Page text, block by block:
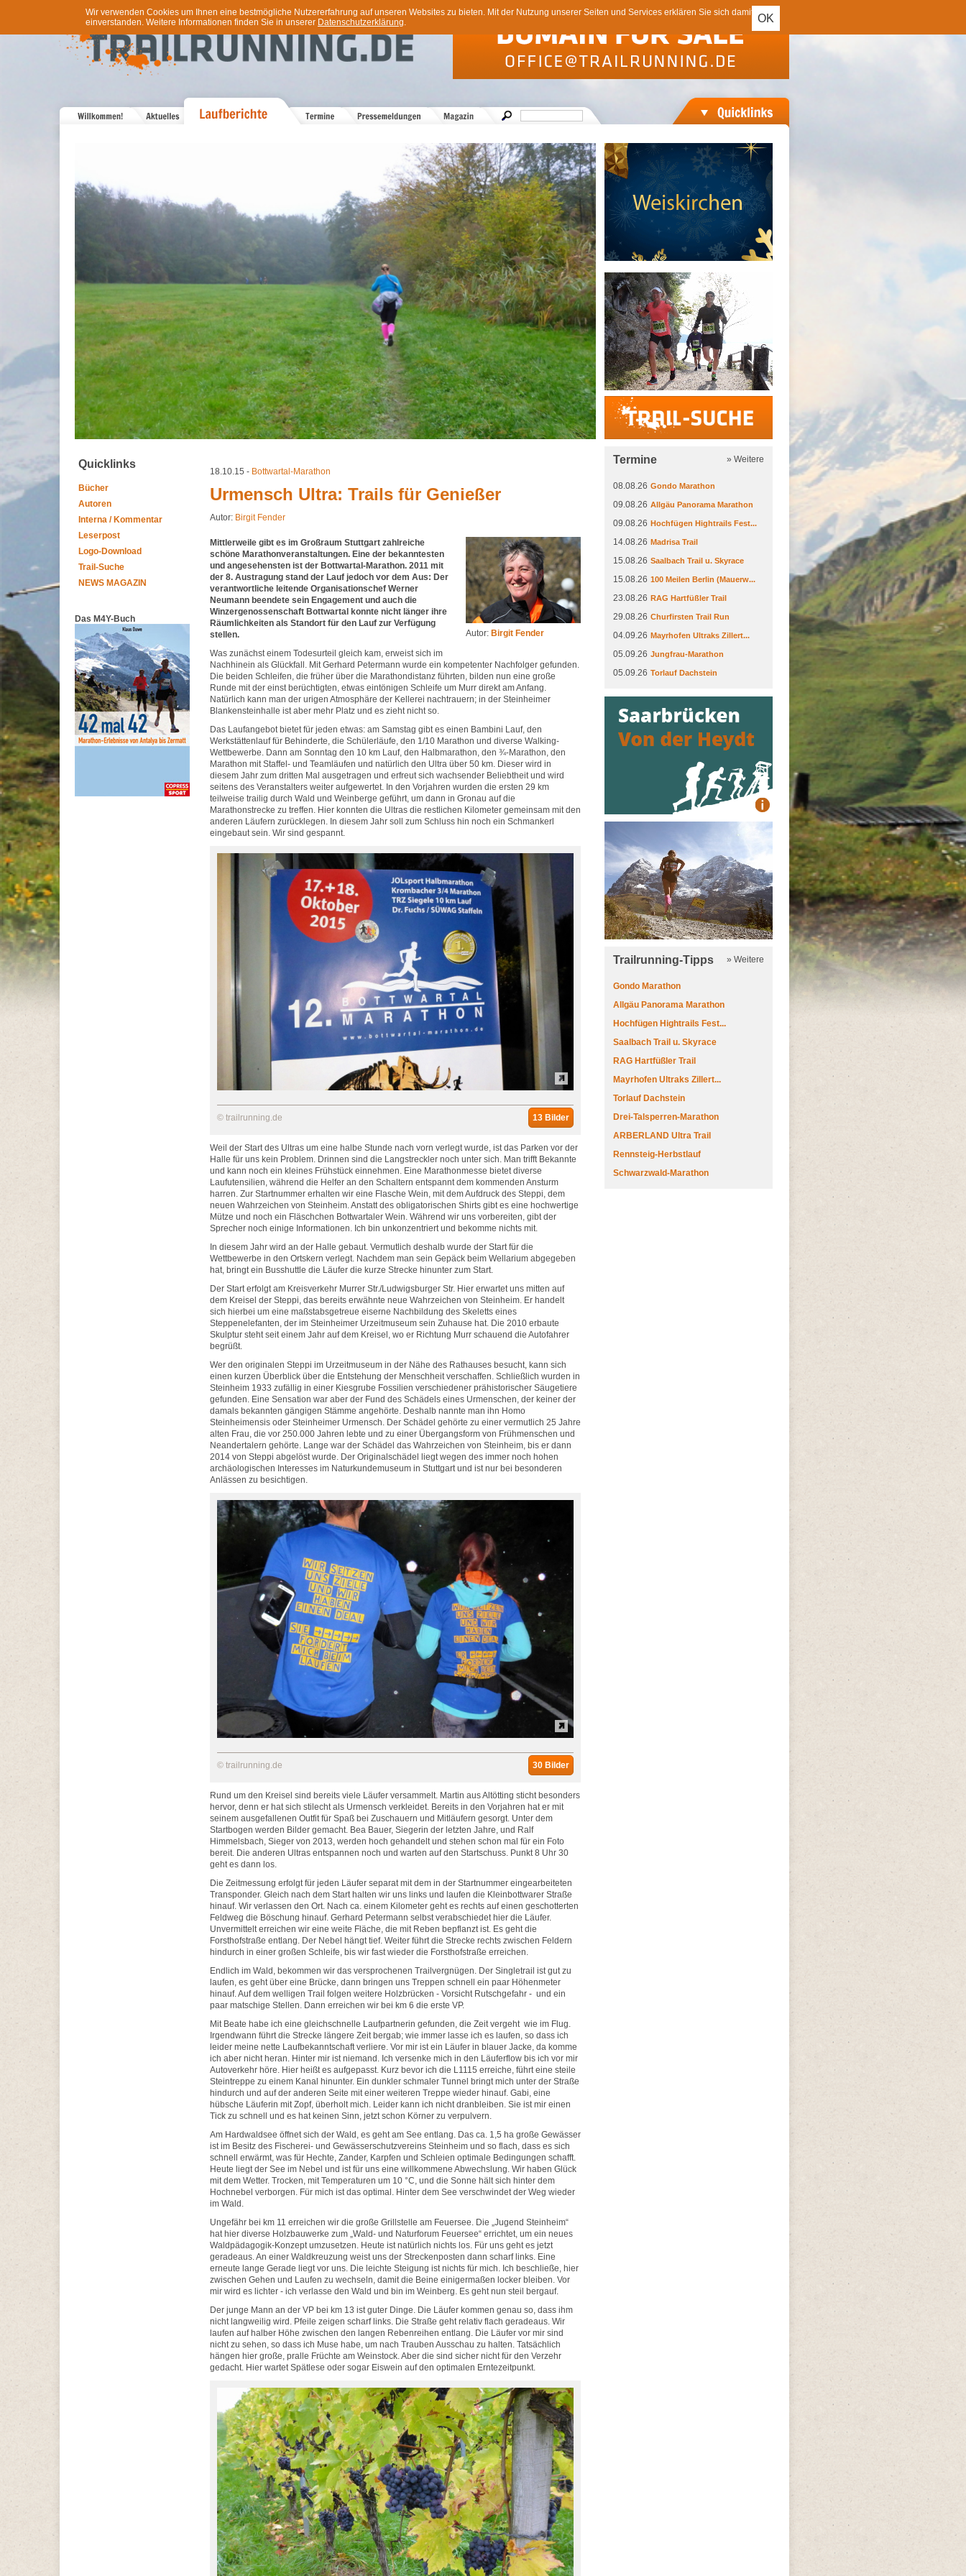
OK
Wir verwenden Cookies um Ihnen eine bestmögliche Nutzererfahrung auf unseren Websites zu bieten. Mit der Nutzung unserer Seiten und Services erklären Sie sich damit
einverstanden. Weitere Informationen finden Sie in unserer Datenschutzerklärung.
Quicklinks
Bücher
Autoren
Interna / Kommentar
Leserpost
Logo-Download
Trail-Suche
NEWS MAGAZIN
Das M4Y-Buch
18.10.15 - Bottwartal-Marathon
Urmensch Ultra: Trails für Genießer
Autor: Birgit Fender
Autor: Birgit Fender
Mittlerweile gibt es im Großraum Stuttgart zahlreiche
schöne Marathonveranstaltungen. Eine der bekanntesten
und angesehensten ist der Bottwartal-Marathon. 2011 mit
der 8. Austragung stand der Lauf jedoch vor dem Aus: Der
verantwortliche leitende Organisationschef Werner
Neumann beendete sein Engagement und auch die
Winzergenossenschaft Bottwartal konnte nicht länger ihre
Räumlichkeiten als Standort für den Lauf zur Verfügung
stellen.
Was zunächst einem Todesurteil gleich kam, erweist sich im
Nachhinein als Glückfall. Mit Gerhard Petermann wurde ein kompetenter Nachfolger gefunden.
Die beiden Schleifen, die früher über die Marathondistanz führten, bilden nun eine große
Runde mit der einst berüchtigten, etwas eintönigen Schleife um Murr direkt am Anfang.
Natürlich kann man der urigen Atmosphäre der Kellerei nachtrauern; in der Steinheimer
Blankensteinhalle ist aber mehr Platz und es zieht nicht so.
Das Laufangebot bietet für jeden etwas: am Samstag gibt es einen Bambini Lauf, den
Werkstättenlauf für Behinderte, die Schülerläufe, den 1/10 Marathon und diverse Walking-
Wettbewerbe. Dann am Sonntag den 10 km Lauf, den Halbmarathon, den ¾-Marathon, den
Marathon mit Staffel- und Teamläufen und natürlich den Ultra über 50 km. Dieser wird in
diesem Jahr zum dritten Mal ausgetragen und erfreut sich wachsender Beliebtheit und wird
seitens des Veranstalters weiter aufgewertet. In den Vorjahren wurden die ersten 29 km
teilweise trailig durch Wald und Weinberge geführt, um dann in Gronau auf die
Marathonstrecke zu treffen. Hier konnten die Ultras die restlichen Kilometer gemeinsam mit den
anderen Läufern zurücklegen. In diesem Jahr soll zum Schluss hin noch ein Schmankerl
eingebaut sein. Wir sind gespannt.
© trailrunning.de 13 Bilder
Weil der Start des Ultras um eine halbe Stunde nach vorn verlegt wurde, ist das Parken vor der
Halle für uns kein Problem. Drinnen sind die Langstreckler noch unter sich. Man trifft Bekannte
und kann noch ein kleines Frühstück einnehmen. Eine Marathonmesse bietet diverse
Laufutensilien, während die Helfer an den Schaltern entspannt dem kommenden Ansturm
harren. Zur Startnummer erhalten wir eine Flasche Wein, mit dem Aufdruck des Steppi, dem
neuen Wahrzeichen von Steinheim. Anstatt des obligatorischen Shirts gibt es eine hochwertige
Mütze und noch ein Fläschchen Bottwartaler Wein. Während wir uns vorbereiten, gibt der
Sprecher noch einige Informationen. Ich bin unkonzentriert und bekomme nichts mit.
In diesem Jahr wird an der Halle gebaut. Vermutlich deshalb wurde der Start für die
Wettbewerbe in den Ortskern verlegt. Nachdem man sein Gepäck beim Wellarium abgegeben
hat, bringt ein Busshuttle die Läufer die kurze Strecke hinunter zum Start.
Der Start erfolgt am Kreisverkehr Murrer Str./Ludwigsburger Str. Hier erwartet uns mitten auf
dem Kreisel der Steppi, das bereits erwähnte neue Wahrzeichen von Steinheim. Er handelt
sich hierbei um eine maßstabsgetreue eiserne Nachbildung des Skeletts eines
Steppenelefanten, der im Steinheimer Urzeitmuseum sein Zuhause hat. Die 2010 erbaute
Skulptur steht seit einem Jahr auf dem Kreisel, wo er Richtung Murr schauend die Autofahrer
begrüßt.
Wer den originalen Steppi im Urzeitmuseum in der Nähe des Rathauses besucht, kann sich
einen kurzen Überblick über die Entstehung der Menschheit verschaffen. Schließlich wurden in
Steinheim 1933 zufällig in einer Kiesgrube Fossilien verschiedener prähistorischer Säugetiere
gefunden. Eine Sensation war aber der Fund des Schädels eines Urmenschen, der keiner der
damals bekannten gängigen Stämme angehörte. Deshalb nannte man ihn Homo
Steinheimensis oder Steinheimer Urmensch. Der Schädel gehörte zu einer vermutlich 25 Jahre
alten Frau, die vor 250.000 Jahren lebte und zu einer Übergangsform von Frühmenschen und
Neandertalern gehörte. Lange war der Schädel das Wahrzeichen von Steinheim, bis er dann
2014 von Steppi abgelöst wurde. Der Originalschädel liegt wegen des immer noch hohen
archäologischen Interesses im Naturkundemuseum in Stuttgart und ist nur bei besonderen
Anlässen zu besichtigen.
© trailrunning.de 30 Bilder
Rund um den Kreisel sind bereits viele Läufer versammelt. Martin aus Altötting sticht besonders
hervor, denn er hat sich stilecht als Urmensch verkleidet. Bereits in den Vorjahren hat er mit
seinem ausgefallenen Outfit für Spaß bei Zuschauern und Mitläufern gesorgt. Unter dem
Startbogen werden Bilder gemacht. Bea Bauer, Siegerin der letzten Jahre, und Ralf
Himmelsbach, Sieger von 2013, werden hoch gehandelt und stehen schon mal für ein Foto
bereit. Die anderen Ultras entspannen noch und warten auf den Startschuss. Punkt 8 Uhr 30
geht es dann los.
Die Zeitmessung erfolgt für jeden Läufer separat mit dem in der Startnummer eingearbeiteten
Transponder. Gleich nach dem Start halten wir uns links und laufen die Kleinbottwarer Straße
hinauf. Wir verlassen den Ort. Nach ca. einem Kilometer geht es rechts auf einen geschotterten
Feldweg die Böschung hinauf. Gerhard Petermann selbst verabschiedet hier die Läufer.
Unvermittelt erreichen wir eine weite Fläche, die mit Reben bepflanzt ist. Es geht die
Forsthofstraße entlang. Der Nebel hängt tief. Weiter führt die Strecke rechts zwischen Feldern
hindurch in einer großen Schleife, bis wir fast wieder die Forsthofstraße erreichen.
Endlich im Wald, bekommen wir das versprochenen Trailvergnügen. Der Singletrail ist gut zu
laufen, es geht über eine Brücke, dann bringen uns Treppen schnell ein paar Höhenmeter
hinauf. Auf dem welligen Trail folgen weitere Holzbrücken - Vorsicht Rutschgefahr - und ein
paar matschige Stellen. Dann erreichen wir bei km 6 die erste VP.
Mit Beate habe ich eine gleichschnelle Laufpartnerin gefunden, die Zeit vergeht wie im Flug.
Irgendwann führt die Strecke längere Zeit bergab; wie immer lasse ich es laufen, so dass ich
leider meine nette Laufbekanntschaft verliere. Vor mir ist ein Läufer in blauer Jacke, da komme
ich aber nicht heran. Hinter mir ist niemand. Ich versenke mich in den Läuferflow bis ich vor mir
Autoverkehr höre. Hier heißt es aufgepasst. Kurz bevor ich die L1115 erreiche, führt eine steile
Steintreppe zu einem Kanal hinunter. Ein dunkler schmaler Tunnel bringt mich unter der Straße
hindurch und auf der anderen Seite mit einer weiteren Treppe wieder hinauf. Gabi, eine
hübsche Läuferin mit Zopf, überholt mich. Leider kann ich nicht dranbleiben. Sie ist mir einen
Tick zu schnell und es hat keinen Sinn, jetzt schon Körner zu verpulvern.
Am Hardwaldsee öffnet sich der Wald, es geht am See entlang. Das ca. 1,5 ha große Gewässer
ist im Besitz des Fischerei- und Gewässerschutzvereins Steinheim und so flach, dass es sich
schnell erwärmt, was für Hechte, Zander, Karpfen und Schleien optimale Bedingungen schafft.
Heute liegt der See im Nebel und ist für uns eine willkommene Abwechslung. Wir haben Glück
mit dem Wetter. Trocken, mit Temperaturen um 10 °C, und die Sonne hält sich hinter dem
Hochnebel verborgen. Für mich ist das optimal. Hinter dem See verschwindet der Weg wieder
im Wald.
Ungefähr bei km 11 erreichen wir die große Grillstelle am Feuersee. Die „Jugend Steinheim“
hat hier diverse Holzbauwerke zum „Wald- und Naturforum Feuersee“ errichtet, um ein neues
Waldpädagogik-Konzept umzusetzen. Heute ist natürlich nichts los. Für uns geht es jetzt
geradeaus. An einer Waldkreuzung weist uns der Streckenposten dann scharf links. Eine
erneute lange Gerade liegt vor uns. Die leichte Steigung ist nichts für mich. Ich beschließe, hier
zwischen Gehen und Laufen zu wechseln, damit die Beine einigermaßen locker bleiben. Vor
mir wird es lichter - ich verlasse den Wald und bin im Weinberg. Es geht nun steil bergauf.
Der junge Mann an der VP bei km 13 ist guter Dinge. Die Läufer kommen genau so, dass ihm
nicht langweilig wird. Pfeile zeigen scharf links. Die Straße geht relativ flach geradeaus. Wir
laufen auf halber Höhe zwischen den langen Rebenreihen entlang. Die Läufer vor mir sind
nicht zu sehen, so dass ich Muse habe, um nach Trauben Ausschau zu halten. Tatsächlich
hängen hier große, pralle Früchte am Weinstock. Aber die sind sicher nicht für den Verzehr
gedacht. Hier wartet Spätlese oder sogar Eiswein auf den optimalen Erntezeitpunkt.
Termine » Weitere
08.08.26 Gondo Marathon
09.08.26 Allgäu Panorama Marathon
09.08.26 Hochfügen Hightrails Fest...
14.08.26 Madrisa Trail
15.08.26 Saalbach Trail u. Skyrace
15.08.26 100 Meilen Berlin (Mauerw...
23.08.26 RAG Hartfüßler Trail
29.08.26 Churfirsten Trail Run
04.09.26 Mayrhofen Ultraks Zillert...
05.09.26 Jungfrau-Marathon
05.09.26 Torlauf Dachstein
Trailrunning-Tipps » Weitere
Gondo Marathon
Allgäu Panorama Marathon
Hochfügen Hightrails Fest...
Saalbach Trail u. Skyrace
RAG Hartfüßler Trail
Mayrhofen Ultraks Zillert...
Torlauf Dachstein
Drei-Talsperren-Marathon
ARBERLAND Ultra Trail
Rennsteig-Herbstlauf
Schwarzwald-Marathon